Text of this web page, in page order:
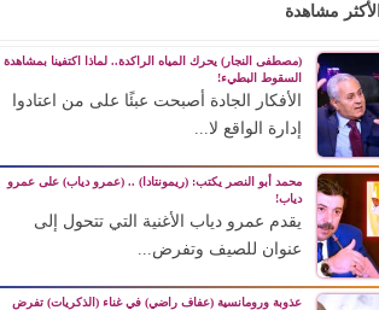
مشاهدة
(مصطفى النجار) يحرك المياه الراكدة.. لماذا اكتفينا بمشاهدة
السقوط البطيء!
الأفكار الجادة أصبحت عبئًا على من اعتادوا
إدارة الواقع لا...
محمد أبو النصر يكتب: (ريمونتادا) .. (عمرو دياب) على عمرو
دياب!
يقدم عمرو دياب الأغنية التي تتحول إلى
عنوان للصيف وتفرض...
عذوبة ورومانسية (عفاف راضي) في غناء (الذكريات) تفرض